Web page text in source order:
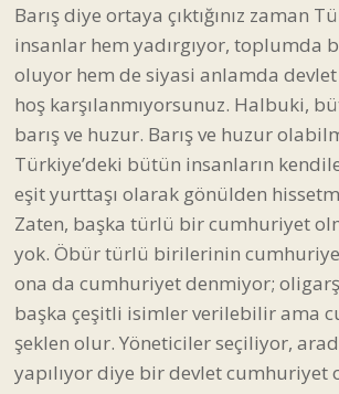
Barış diye ortaya çıktığınız zaman
insanlar hem yadırgıyor, toplumda
oluyor hem de siyasi anlamda
hoş karşılanmıyorsunuz. Halbuki,
barış ve huzur. Barış ve huzur
Türkiye’deki bütün insanların
eşit yurttaşı olarak gönülden
Zaten, başka türlü bir cumhuriyet
yok. Öbür türlü birilerinin
ona da cumhuriyet denmiyor;
başka çeşitli isimler verilebilir ama
şeklen olur. Yöneticiler seçiliyor,
yapılıyor diye bir devlet cumhuriyet